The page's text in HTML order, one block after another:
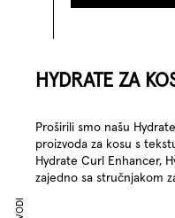
HYDRATE ZA
Proširili smo našu
proizvoda za kosu s
Hydrate Curl Enhancer,
zajedno sa stručnjakom